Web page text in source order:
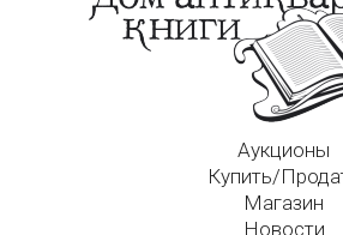
Аукционы
Купить/
Магазин
Новости